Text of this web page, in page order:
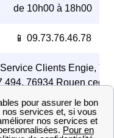
de 10h00 à 18h00
📱 09.73.76.46.78
Clients Engie,
494, 76934 Rouen cedex
09, France
Sur-Huisne